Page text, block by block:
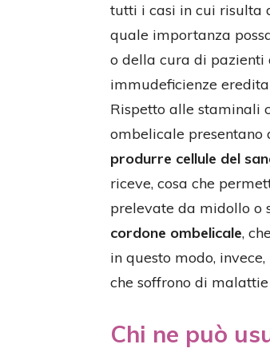
tutti i casi in cui risulta
quale importanza
o della cura di
immudeficienze
Rispetto alle staminali
ombelicale
produrre cellule del
riceve, cosa che
prelevate da midollo o
cordone ombelicale,
in questo modo,
che soffrono di
Chi ne può